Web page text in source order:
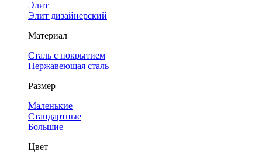
Элит
Элит дизайнерский
Материал
Сталь с покрытием
Нержавеющая сталь
Размер
Маленькие
Стандартные
Большие
Цвет